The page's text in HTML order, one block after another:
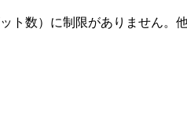
ト数）に制限がありません